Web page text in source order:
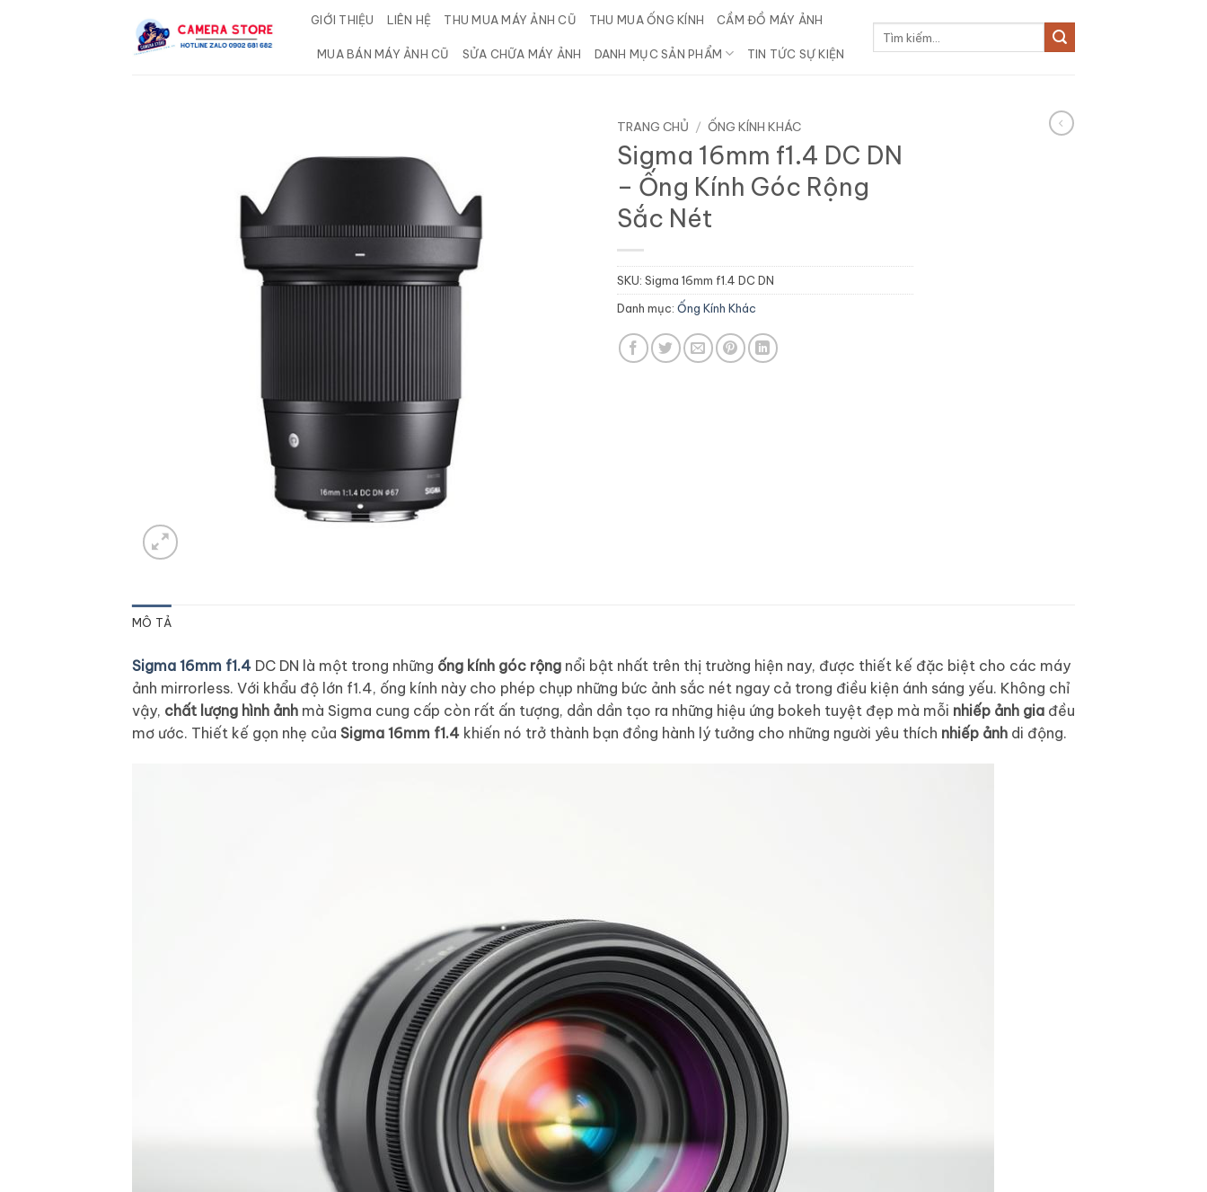
GIỚI THIỆU LIÊN HỆ THU MUA MÁY ẢNH CŨ THU MUA ỐNG KÍNH CẦM ĐỒ MÁY ẢNH
MUA BÁN MÁY ẢNH CŨ SỬA CHỮA MÁY ẢNH DANH MỤC SẢN PHẨM TIN TỨC SỰ KIỆN
Tìm
TRANG CHỦ / ỐNG KÍNH KHÁC
Sigma 16mm f1.4 DC DN
– Ống Kính Góc Rộng
Sắc Nét
SKU: Sigma 16mm f1.4 DC DN
Danh mục: Ống Kính Khác
MÔ TẢ
Sigma 16mm f1.4 DC DN là một trong những ống kính góc rộng nổi bật nhất trên thị trường hiện nay, được thiết kế đặc biệt cho các máy
ảnh mirrorless. Với khẩu độ lớn f1.4, ống kính này cho phép chụp những bức ảnh sắc nét ngay cả trong điều kiện ánh sáng yếu. Không chỉ
vậy, chất lượng hình ảnh mà Sigma cung cấp còn rất ấn tượng, dần dần tạo ra những hiệu ứng bokeh tuyệt đẹp mà mỗi nhiếp ảnh gia đều
mơ ước. Thiết kế gọn nhẹ của Sigma 16mm f1.4 khiến nó trở thành bạn đồng hành lý tưởng cho những người yêu thích nhiếp ảnh di động.